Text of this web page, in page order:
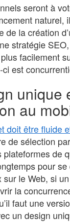
seront à
naturel,
de la création
stratégie
facilement
est
unique
au
doit être fluide
de sélection
plateformes de
pour
sur le Web, si
la
faut une
un design